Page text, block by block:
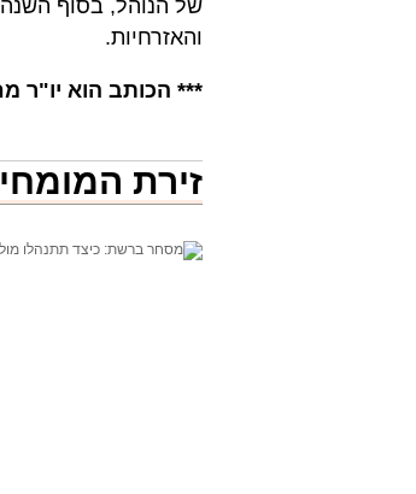
של הנוהל, בסוף השנה
והאזרחיות.
*** הכותב הוא יו"ר
זירת